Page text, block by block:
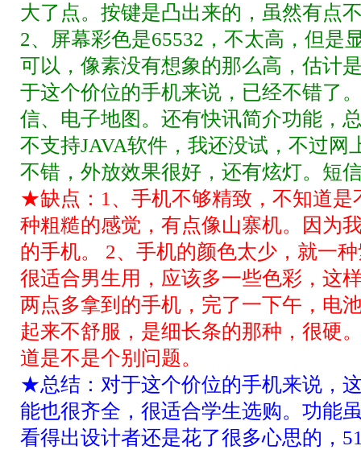
大了点。按键是凸出来的，虽然有点
2、屏幕彩色是65532，不太高，但是
可以，像素没有想象的那么高，估计
于这个价位的手机来说，已经不错了
信、电子地图。还有快讯简介功能，
不支持JAVA软件，我还没试，不过网
不错，外放效果很好，还有炫灯。短
★缺点：1、手机不够精致，不知道是
种粗糙的感觉，有点像山寨机。因为
的手机。 2、手机的颜色太少，就一
很适合男生用，应该多一些色彩，这
两点多拿到的手机，完了一下午，电
起来不舒服，是细长条的那种，很硬
道是不是个别问题。
★总结：对于这个价位的手机来说，
能也很齐全，很适合学生选购。功能
看得出设计者还是花了很多心思的，